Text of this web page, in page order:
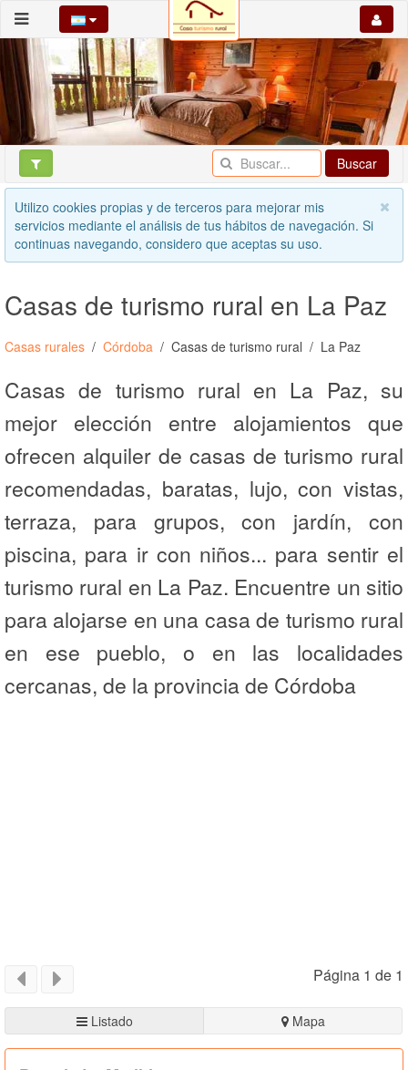
Buscar
Utilizo cookies propias y de terceros para mejorar mis
servicios mediante el análisis de tus hábitos de navegación. Si
continuas navegando, considero que aceptas su uso.
Casas de turismo rural en La Paz
Casas rurales Córdoba Casas de turismo rural La Paz
Casas de turismo rural en La Paz, su
mejor elección entre alojamientos que
ofrecen alquiler de casas de turismo rural
recomendadas, baratas, lujo, con vistas,
terraza, para grupos, con jardín, con
piscina, para ir con niños... para sentir el
turismo rural en La Paz. Encuentre un sitio
para alojarse en una casa de turismo rural
en ese pueblo, o en las localidades
cercanas, de la provincia de Córdoba
Página 1 de 1
Listado Mapa